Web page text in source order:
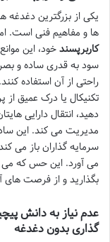
یکی از بزرگترین دغدغه
ها و مفاهیم فنی است.
کاربرپسندخود، این
سود به قدری ساده و
راحتی از آن استفاده
تکنیکال یا درک عمیق از
دهید، انتقال دارایی
مدیریت می کند. این
سرمایه گذاران باز می
می آورد. این حس که می
بگذارید و از فرصت های
عدم نیاز به دانش
گذاری بدون دغدغه